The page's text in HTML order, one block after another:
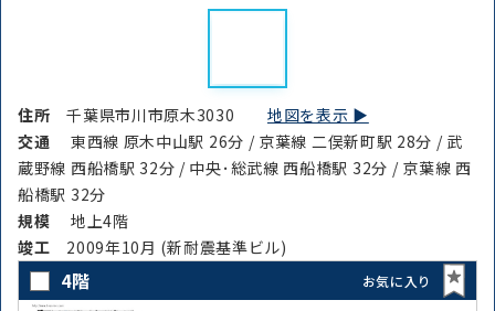
住所千葉県市川市原木3030 地図を表示 ▶︎
交通
東西線 原木中山駅 26分 / 京葉線 二俣新町駅 28分 / 武
蔵野線 西船橋駅 32分 / 中央･総武線 西船橋駅 32分 / 京葉線 西
船橋駅 32分
規模
地上4階
竣⼯ 2009年10月 (新耐震基準ビル)
4階 お気に入り